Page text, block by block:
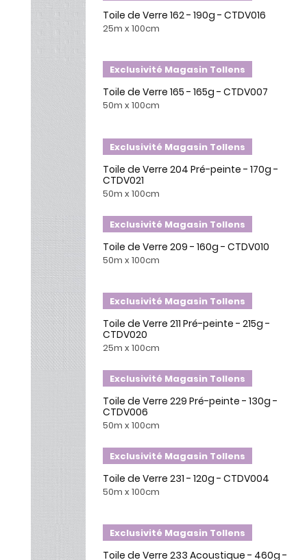
Toile de Verre 162 - 190g - CTDV016
25m x 100cm
Exclusivité Magasin Tollens
Toile de Verre 165 - 165g - CTDV007
50m x 100cm
Exclusivité Magasin Tollens
Toile de Verre 204 Pré-peinte - 170g -
CTDV021
50m x 100cm
Exclusivité Magasin Tollens
Toile de Verre 209 - 160g - CTDV010
50m x 100cm
Exclusivité Magasin Tollens
Toile de Verre 211 Pré-peinte - 215g -
CTDV020
25m x 100cm
Exclusivité Magasin Tollens
Toile de Verre 229 Pré-peinte - 130g -
CTDV006
50m x 100cm
Exclusivité Magasin Tollens
Toile de Verre 231 - 120g - CTDV004
50m x 100cm
Exclusivité Magasin Tollens
Toile de Verre 233 Acoustique - 460g -